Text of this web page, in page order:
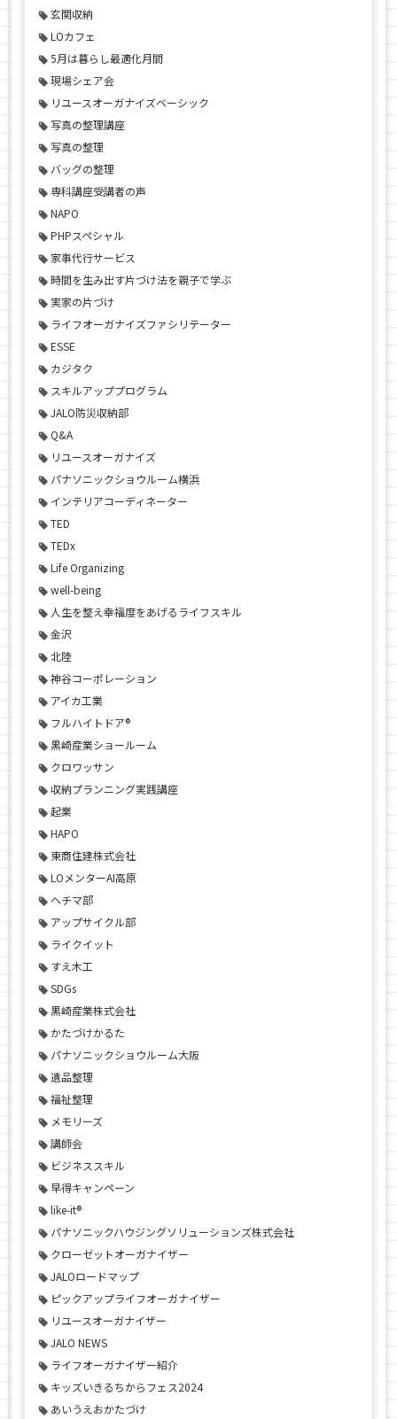
玄関収納
LOカフェ
5月は暮らし最適化月間
現場シェア会
リユースオーガナイズベーシック
写真の整理講座
写真の整理
バッグの整理
専科講座受講者の声
NAPO
PHPスペシャル
家事代行サービス
時間を生み出す片づけ法を親子で学ぶ
実家の片づけ
ライフオーガナイズファシリテーター
ESSE
カジタク
スキルアッププログラム
JALO防災収納部
Q&A
リユースオーガナイズ
パナソニックショウルーム横浜
インテリアコーディネーター
TED
TEDx
Life Organizing
well-being
人生を整え幸福度をあげるライフスキル
金沢
北陸
神谷コーポレーション
アイカ工業
フルハイトドア®
黒崎産業ショールーム
クロワッサン
収納プランニング実践講座
起業
HAPO
東商住建株式会社
LOメンターAI高原
ヘチマ部
アップサイクル部
ライクイット
すえ木工
SDGs
黒崎産業株式会社
かたづけかるた
パナソニックショウルーム大阪
遺品整理
福祉整理
メモリーズ
講師会
ビジネススキル
早得キャンペーン
like-it®
パナソニックハウジングソリューションズ株式会社
クローゼットオーガナイザー
JALOロードマップ
ピックアップライフオーガナイザー
リユースオーガナイザー
JALO NEWS
ライフオーガナイザー紹介
キッズいきるちからフェス2024
あいうえおかたづけ